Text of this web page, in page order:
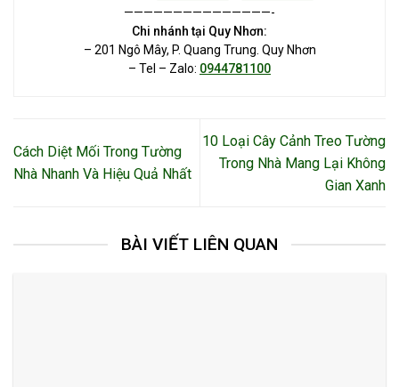
———————————————-
Chi nhánh tại Quy Nhơn:
– 201 Ngô Mây, P. Quang Trung. Quy Nhơn
– Tel – Zalo: 0944781100
Cách Diệt Mối Trong Tường
Nhà Nhanh Và Hiệu Quả Nhất
10 Loại Cây Cảnh Treo Tường
Trong Nhà Mang Lại Không
Gian Xanh
BÀI VIẾT LIÊN QUAN